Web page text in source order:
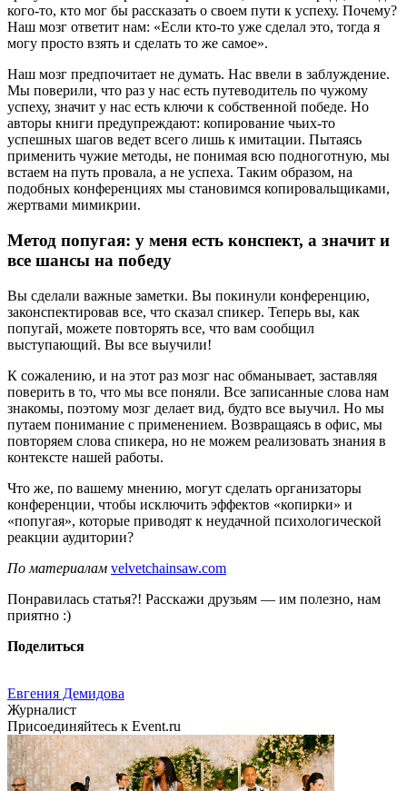
кого-то, кто мог бы рассказать о своем пути к успеху. Почему?
Наш мозг ответит нам: «Если кто-то уже сделал это, тогда я
могу просто взять и сделать то же самое».
Наш мозг предпочитает не думать. Нас ввели в заблуждение.
Мы поверили, что раз у нас есть путеводитель по чужому
успеху, значит у нас есть ключи к собственной победе. Но
авторы книги предупреждают: копирование чьих-то
успешных шагов ведет всего лишь к имитации. Пытаясь
применить чужие методы, не понимая всю подноготную, мы
встаем на путь провала, а не успеха. Таким образом, на
подобных конференциях мы становимся копировальщиками,
жертвами мимикрии.
Метод попугая: у меня есть конспект, а значит и
все шансы на победу
Вы сделали важные заметки. Вы покинули конференцию,
законспектировав все, что сказал спикер. Теперь вы, как
попугай, можете повторять все, что вам сообщил
выступающий. Вы все выучили!
К сожалению, и на этот раз мозг нас обманывает, заставляя
поверить в то, что мы все поняли. Все записанные слова нам
знакомы, поэтому мозг делает вид, будто все выучил. Но мы
путаем понимание с применением. Возвращаясь в офис, мы
повторяем слова спикера, но не можем реализовать знания в
контексте нашей работы.
Что же, по вашему мнению, могут сделать организаторы
конференции, чтобы исключить эффектов «копирки» и
«попугая», которые приводят к неудачной психологической
реакции аудитории?
По материалам velvetchainsaw.com
Понравилась статья?! Расскажи друзьям — им полезно, нам
приятно :)
Поделиться
Евгения Демидова
Журналист
Присоединяйтесь к Event.ru